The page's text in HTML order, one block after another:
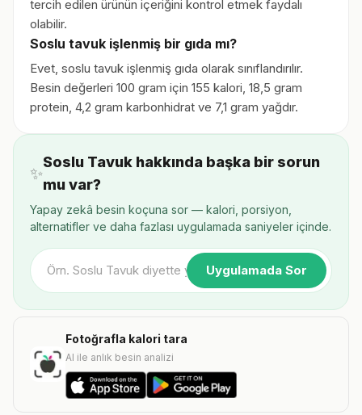
tercih edilen ürünün içeriğini kontrol etmek faydalı
olabilir.
Soslu tavuk işlenmiş bir gıda mı?
Evet, soslu tavuk işlenmiş gıda olarak sınıflandırılır.
Besin değerleri 100 gram için 155 kalori, 18,5 gram
protein, 4,2 gram karbonhidrat ve 7,1 gram yağdır.
✨
Soslu Tavuk hakkında başka bir sorun
mu var?
Yapay zekâ besin koçuna sor — kalori, porsiyon,
alternatifler ve daha fazlası uygulamada saniyeler içinde.
Uygulamada Sor
Fotoğrafla kalori tara
AI ile anlık besin analizi